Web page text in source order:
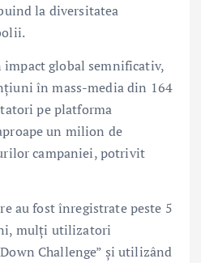
la diversitatea
impact global semnificativ,
în mass-media din 164
pe platforma
un milion de
campaniei, potrivit
au fost înregistrate peste 5
mulți utilizatori
Challenge” și utilizând